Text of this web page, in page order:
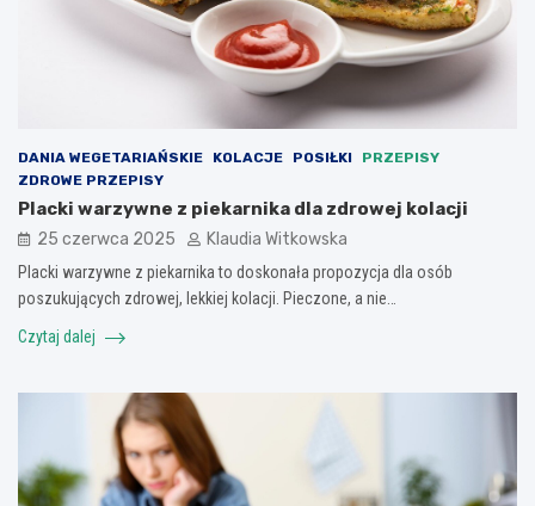
DANIA WEGETARIAŃSKIE KOLACJE POSIŁKI
PRZEPISY
ZDROWE PRZEPISY
Placki warzywne z piekarnika dla zdrowej kolacji
25 czerwca 2025 Klaudia Witkowska
Placki warzywne z piekarnika to doskonała propozycja dla osób
poszukujących zdrowej, lekkiej kolacji. Pieczone, a nie…
Czytaj dalej